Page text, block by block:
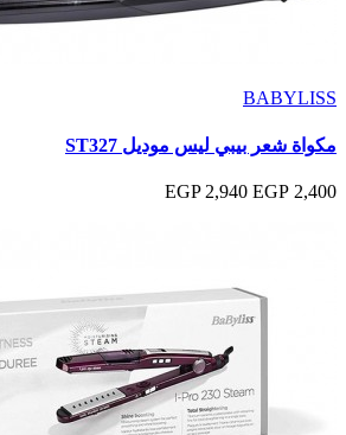
BABYLISS
مكواة شعر بيبي ليس موديل ST327
2,400 EGP
2,940 EGP